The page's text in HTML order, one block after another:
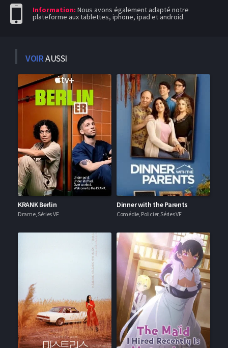
Information: Nous avons également adapté notre
plateforme aux tablettes, iphone, ipad et android.
VOIRAUSSI
KRANK Berlin
Drame, Séries VF
Dinner with the Parents
Comédie, Policier, Séries VF